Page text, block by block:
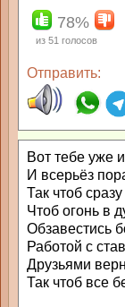
78%
из 51 голосов
Отправить:
Вот тебе уже
И всерьёз
Так чтоб
Чтоб огонь в
Обзавестись
Работой с
Друзьями
Так чтоб все